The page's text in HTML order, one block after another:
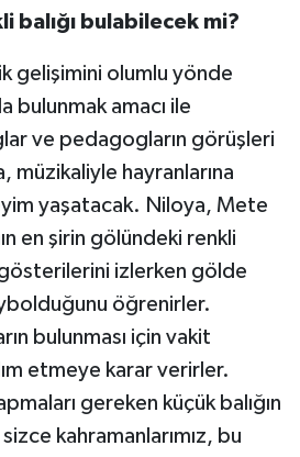
balığı bulabilecek mi?
gelişimini olumlu yönde
bulunmak amacı ile
ve pedagogların görüşleri
müzikaliyle hayranlarına
yaşatacak. Niloya, Mete
en şirin gölündeki renkli
gösterilerini izlerken gölde
öğrenirler.
bulunması için vakit
etmeye karar verirler.
gereken küçük balığın
kahramanlarımız, bu